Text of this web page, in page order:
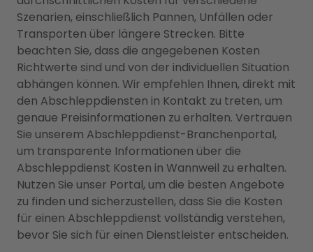
Szenarien, einschließlich Pannen, Unfällen oder
Transporten über längere Strecken. Bitte
beachten Sie, dass die angegebenen Kosten
Richtwerte sind und von der individuellen Situation
abhängen können. Wir empfehlen Ihnen, direkt mit
den Abschleppdiensten in Kontakt zu treten, um
genaue Preisinformationen zu erhalten. Vertrauen
Sie unserem Abschleppdienst-Branchenportal,
um transparente Informationen über die
Abschleppdienst Kosten in Wannweil zu erhalten.
Nutzen Sie unser Portal, um die besten Angebote
zu finden und sicherzustellen, dass Sie die Kosten
für einen Abschleppdienst vollständig verstehen,
bevor Sie sich für einen Dienstleister entscheiden.